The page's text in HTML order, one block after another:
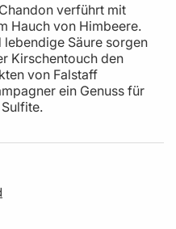
verführt mit
Hauch von Himbeere.
Säure sorgen
Kirschentouch den
von Falstaff
ein Genuss für